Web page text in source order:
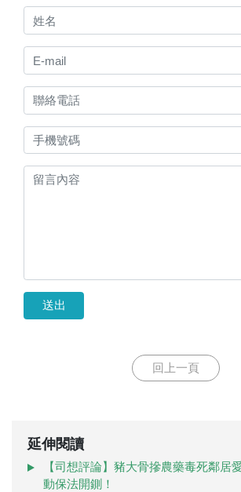
送出
回上一頁
延伸閱讀
【司想評論】豬大骨摻農藥毒死鄰居
動保法開鍘！